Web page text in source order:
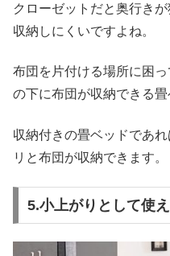
クローゼットだと奥行き
収納しにくいですよね。
布団を片付ける場所に困
の下に布団が収納できる畳
収納付きの畳ベッドであ
リと布団が収納できます。
5.小上がりとして使